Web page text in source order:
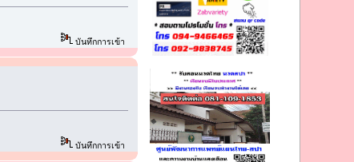
บันทึกการเข้า
บันทึกการเข้า